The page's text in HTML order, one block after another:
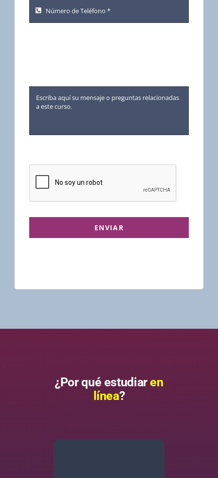
ENVIAR
¿Por qué estudiaren
línea?